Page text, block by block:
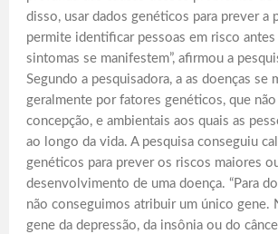
disso, usar dados genéticos para prever a
permite identificar pessoas em risco
sintomas se manifestem”, afirmou a
Segundo a pesquisadora, a as doenças se
geralmente por fatores genéticos, que não
concepção, e ambientais aos quais as
ao longo da vida. A pesquisa conseguiu
genéticos para prever os riscos maiores
desenvolvimento de uma doença. “Para
não conseguimos atribuir um único gene.
gene da depressão, da insônia ou do